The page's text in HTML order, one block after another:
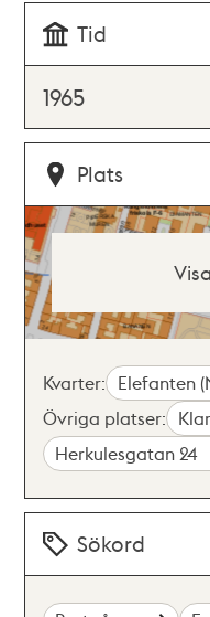
Tid
1965
Plats
Kvarter: Elefanten
Övriga platser:
Herkulesgatan 24
Sökord